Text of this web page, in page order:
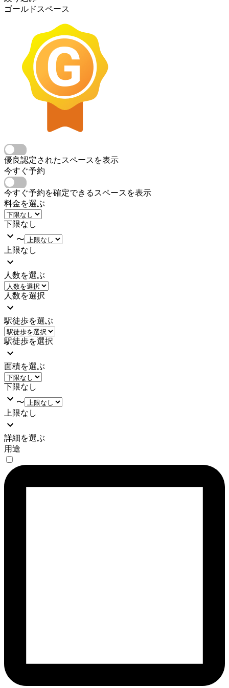
ゴールドスペース
優良認定されたスペースを表示
今すぐ予約
今すぐ予約を確定できるスペースを表示
料金を選ぶ
下限なし
〜
上限なし
人数を選ぶ
人数を選択
駅徒歩を選ぶ
駅徒歩を選択
面積を選ぶ
下限なし
〜
上限なし
詳細を選ぶ
用途